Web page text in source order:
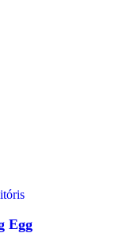
Egg